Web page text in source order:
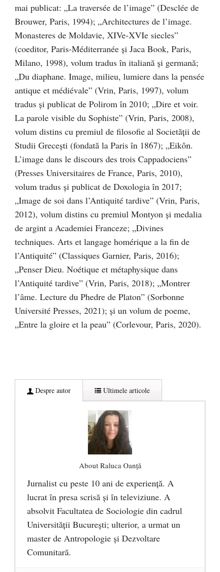
mai publicat: „La traversée de l’image” (Desclée de
Brouwer, Paris, 1994); „Architectures de l’image.
Monasteres de Moldavie, XIVe-XVIe siecles”
(coeditor, Paris-Méditerranée şi Jaca Book, Paris,
Milano, 1998), volum tradus în italiană şi germană;
„Du diaphane. Image, milieu, lumiere dans la pensée
antique et médiévale” (Vrin, Paris, 1997), volum
tradus şi publicat de Polirom în 2010; „Dire et voir.
La parole visible du Sophiste” (Vrin, Paris, 2008),
volum distins cu premiul de filosofie al Societăţii de
Studii Greceşti (fondată la Paris în 1867); „Eikôn.
L’image dans le discours des trois Cappadociens”
(Presses Universitaires de France, Paris, 2010),
volum tradus şi publicat de Doxologia în 2017;
„Image de soi dans l’Antiquité tardive” (Vrin, Paris,
2012), volum distins cu premiul Montyon şi medalia
de argint a Academiei Franceze; „Divines
techniques. Arts et langage homérique a la fin de
l’Antiquité” (Classiques Garnier, Paris, 2016);
„Penser Dieu. Noétique et métaphysique dans
l’Antiquité tardive” (Vrin, Paris, 2018); „Montrer
l’âme. Lecture du Phedre de Platon” (Sorbonne
Université Presses, 2021); şi un volum de poeme,
„Entre la gloire et la peau” (Corlevour, Paris, 2020).
Despre autor Ultimele articole
About Raluca Oanță
Jurnalist cu peste 10 ani de experiență. A
lucrat în presa scrisă și în televiziune. A
absolvit Facultatea de Sociologie din cadrul
Universității București; ulterior, a urmat un
master de Antropologie și Dezvoltare
Comunitară.